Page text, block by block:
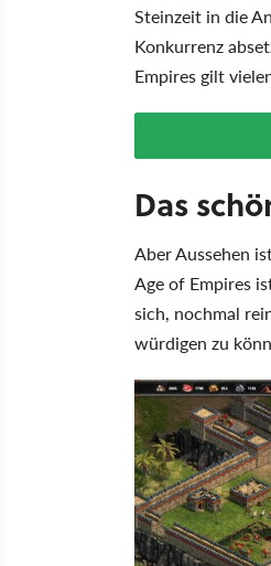
Steinzeit in die
Konkurrenz
Empires gilt
Das
Aber Aussehen
Age of Empires
sich, nochmal
würdigen zu